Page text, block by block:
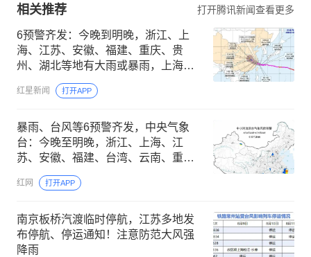
相关推荐 打开腾讯新闻查看更多
6预警齐发：今晚到明晚，浙江、上
海、江苏、安徽、福建、重庆、贵
州、湖北等地有大雨或暴雨，上海、
浙江有10级以上雷暴大风
红星新闻 打开APP
暴雨、台风等6预警齐发，中央气象
台：今晚至明晚，浙江、上海、江
苏、安徽、福建、台湾、云南、重
庆、贵州、湖北等地有大雨或暴雨
红网 打开APP
南京板桥汽渡临时停航，江苏多地发
布停航、停运通知！注意防范大风强
降雨